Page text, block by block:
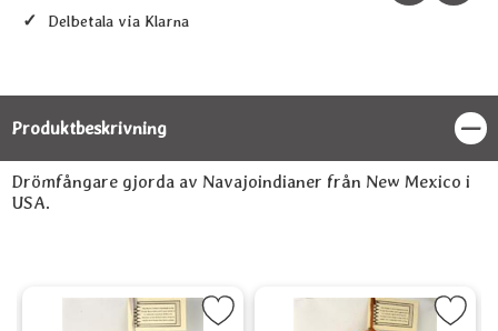
✓ Delbetala via Klarna
Produktbeskrivning
Produktbeskrivning
Drömfångare gjorda av Navajoindianer från New Mexico i
USA.
färger som favorit
Markera Drömfångare 15 cm, vit som favorit
Markera Drömfångare 15 cm,